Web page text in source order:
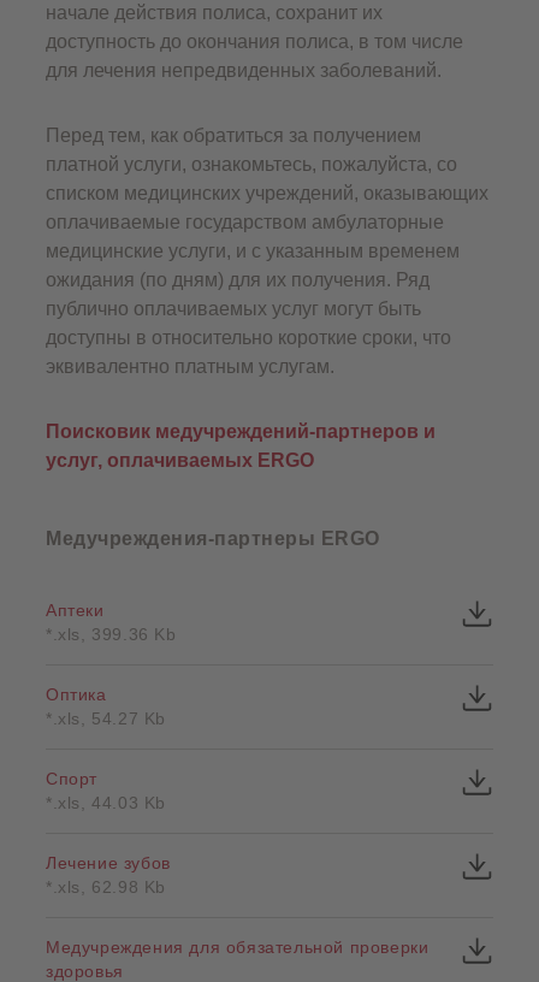
начале действия полиса, сохранит их
доступность до окончания полиса, в том числе
для лечения непредвиденных заболеваний.
Перед тем, как обратиться за получением
платной услуги, ознакомьтесь, пожалуйста, со
списком медицинских учреждений, оказывающих
оплачиваемые государством амбулаторные
медицинские услуги, и с указанным временем
ожидания (по дням) для их получения. Ряд
публично оплачиваемых услуг могут быть
доступны в относительно короткие сроки, что
эквивалентно платным услугам.
Поисковик медучреждений-партнеров и
услуг, оплачиваемых ERGO
Медучреждения-партнеры ERGO
Аптеки
*.xls, 399.36 Kb
Оптика
*.xls, 54.27 Kb
Спорт
*.xls, 44.03 Kb
Лечение зубов
*.xls, 62.98 Kb
Медучреждения для обязательной проверки
здоровья